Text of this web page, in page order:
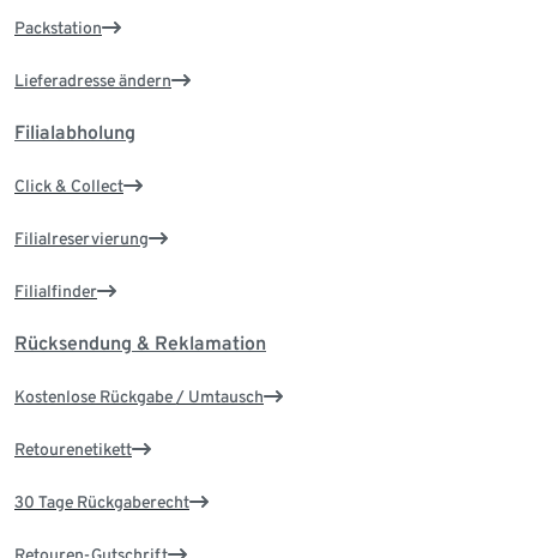
Packstation
Lieferadresse ändern
Filialabholung
Click & Collect
Filialreservierung
Filialfinder
Rücksendung & Reklamation
Kostenlose Rückgabe / Umtausch
Retourenetikett
30 Tage Rückgaberecht